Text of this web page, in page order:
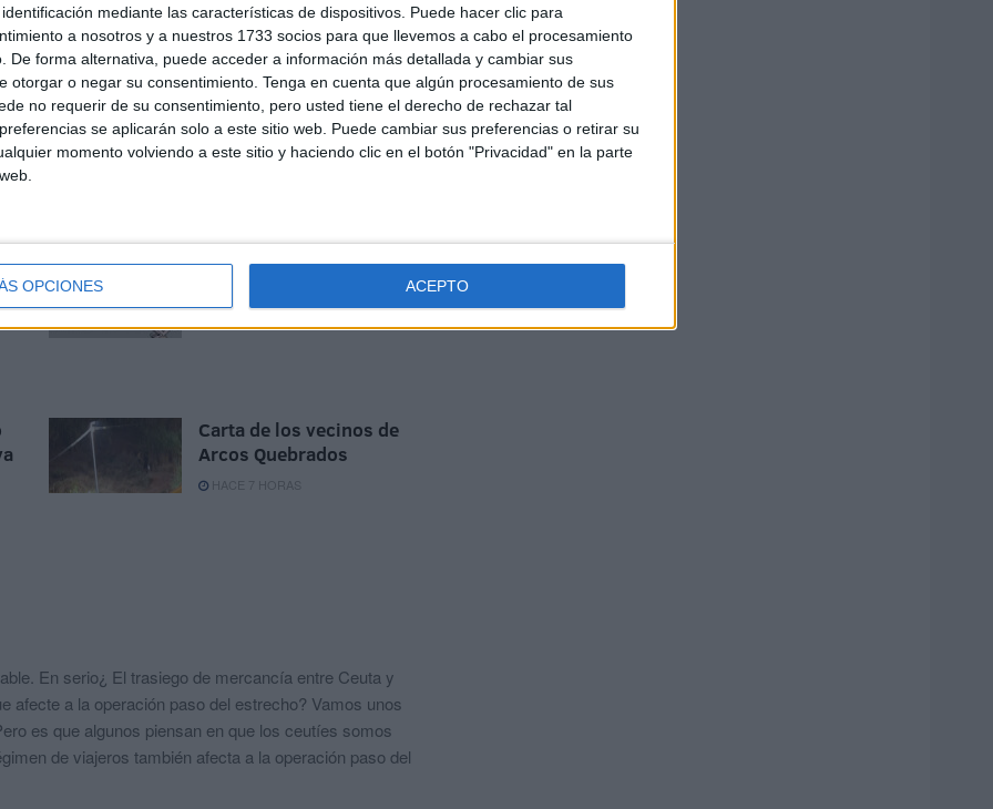
mediante las características de dispositivos. Puede hacer clic para
a nosotros y a nuestros 1733 socios para que llevemos a cabo el procesamiento
De forma alternativa, puede acceder a información más detallada y cambiar sus
otorgar o negar su consentimiento. Tenga en cuenta que algún procesamiento de sus
no requerir de su consentimiento, pero usted tiene el derecho de rechazar tal
se aplicarán solo a este sitio web. Puede cambiar sus preferencias o retirar su
momento volviendo a este sitio y haciendo clic en el botón "Privacidad" en la parte
OPCIONES ACEPTO
Ismail, uno de los rostros
tras la tragedia del Tarajal
Viernes 7 de agosto de 2026
HACE 4 HORAS
Carta de los vecinos de
Arcos Quebrados
HACE 7 HORAS
En serio¿ El trasiego de mercancía entre Ceuta y
afecte a la operación paso del estrecho? Vamos unos
es que algunos piensan en que los ceutíes somos
de viajeros también afecta a la operación paso del